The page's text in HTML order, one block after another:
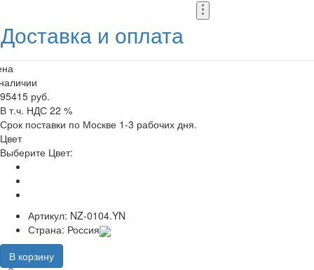
Доставка и оплата
95415 руб.
В т.ч. НДС 22 %
Срок поставки по Москве 1-3 рабочих дня.
Цвет
Выберите Цвет:
Артикул: NZ-0104.YN
Страна: Россия
В корзину